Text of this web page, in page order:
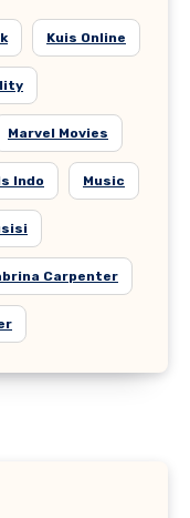
Kuis Online
Marvel Movies
Indo Music
Carpenter